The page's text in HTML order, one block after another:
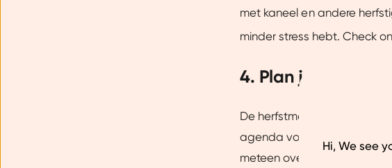
Wij gebruiken cookies om jouw ervaring
Dankzij cookies kunnen we onze website
met kaneel en andere
minder stress hebt. Check
4. Plan je workouts
De herfstmaanden gaan
agenda voor workouts, en
meteen overdreven veel
Hi, We see